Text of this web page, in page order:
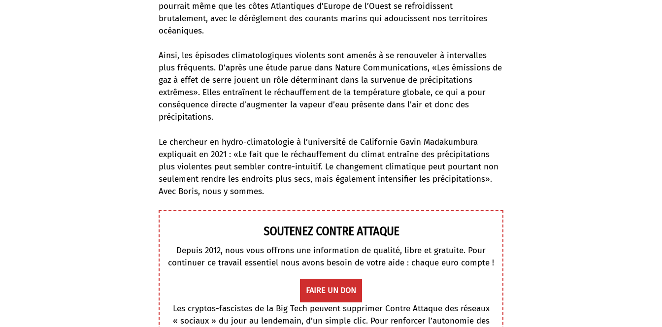
pourrait même que les côtes Atlantiques d’Europe de l’Ouest se refroidissent
brutalement, avec le dérèglement des courants marins qui adoucissent nos territoires
océaniques.
Ainsi, les épisodes climatologiques violents sont amenés à se renouveler à intervalles
plus fréquents. D’après une étude parue dans Nature Communications, «Les émissions de
gaz à effet de serre jouent un rôle déterminant dans la survenue de précipitations
extrêmes». Elles entraînent le réchauffement de la température globale, ce qui a pour
conséquence directe d’augmenter la vapeur d’eau présente dans l’air et donc des
précipitations.
Le chercheur en hydro-climatologie à l’université de Californie Gavin Madakumbura
expliquait en 2021 : «Le fait que le réchauffement du climat entraîne des précipitations
plus violentes peut sembler contre-intuitif. Le changement climatique peut pourtant non
seulement rendre les endroits plus secs, mais également intensifier les précipitations».
Avec Boris, nous y sommes.
SOUTENEZ CONTRE ATTAQUE
Depuis 2012, nous vous offrons une information de qualité, libre et gratuite. Pour
continuer ce travail essentiel nous avons besoin de votre aide : chaque euro compte !
FAIRE UN DON
Les cryptos-fascistes de la Big Tech peuvent supprimer Contre Attaque des réseaux
« sociaux » du jour au lendemain, d’un simple clic. Pour renforcer l’autonomie des